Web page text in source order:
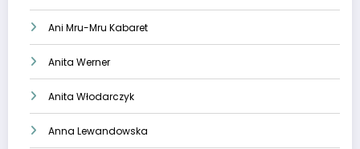
Ani Mru-Mru Kabaret
Anita Werner
Anita Włodarczyk
Anna Lewandowska